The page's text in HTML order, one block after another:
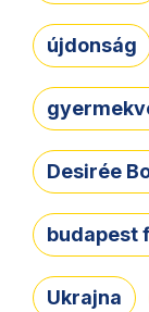
újdonság
Desirée
budapest
Ukrajna